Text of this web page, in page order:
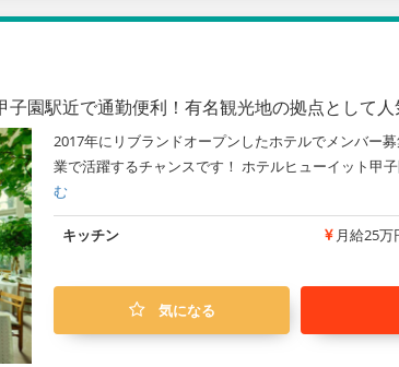
園駅近で通勤便利！有名観光地の拠点として
2017年にリブランドオープンしたホテルでメンバー
業で活躍するチャンスです！ ホテルヒューイット甲
む
キッチン 月給25万
気になる